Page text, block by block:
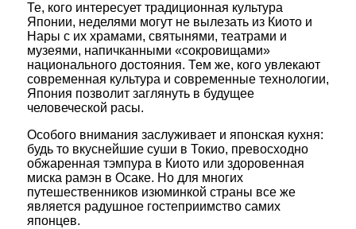
Те, кого интересует традиционная культура
Японии, неделями могут не вылезать из Киото и
Нары с их храмами, святынями, театрами и
музеями, напичканными «сокровищами»
национального достояния. Тем же, кого увлекают
современная культура и современные технологии,
Япония позволит заглянуть в будущее
человеческой расы.
Особого внимания заслуживает и японская кухня:
будь то вкуснейшие суши в Токио, превосходно
обжаренная тэмпура в Киото или здоровенная
миска рамэн в Осаке. Но для многих
путешественников изюминкой страны все же
является радушное гостеприимство самих
японцев.